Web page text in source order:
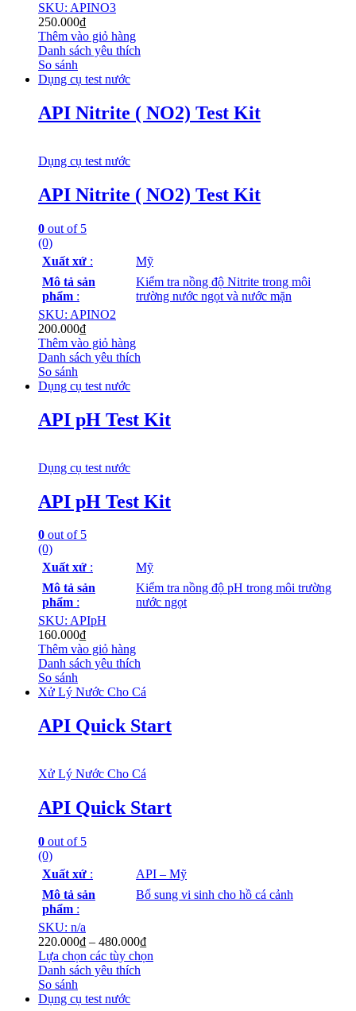
SKU: APINO3
250.000₫
Thêm vào giỏ hàng
Danh sách yêu thích
So sánh
Dụng cụ test nước
API Nitrite ( NO2) Test Kit
Dụng cụ test nước
API Nitrite ( NO2) Test Kit
0 out of 5
(0)
Xuất xứ :
Mỹ
Mô tả sản
phẩm :
Kiểm tra nồng độ Nitrite trong môi
trường nước ngọt và nước mặn
SKU: APINO2
200.000₫
Thêm vào giỏ hàng
Danh sách yêu thích
So sánh
Dụng cụ test nước
API pH Test Kit
Dụng cụ test nước
API pH Test Kit
0 out of 5
(0)
Xuất xứ :
Mỹ
Mô tả sản
phẩm :
Kiểm tra nồng độ pH trong môi trường
nước ngọt
SKU: APIpH
160.000₫
Thêm vào giỏ hàng
Danh sách yêu thích
So sánh
Xử Lý Nước Cho Cá
API Quick Start
Xử Lý Nước Cho Cá
API Quick Start
0 out of 5
(0)
Xuất xứ :
API – Mỹ
Mô tả sản
phẩm :
Bổ sung vi sinh cho hồ cá cảnh
SKU: n/a
220.000₫ – 480.000₫
Lựa chọn các tùy chọn
Danh sách yêu thích
So sánh
Dụng cụ test nước